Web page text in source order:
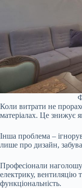
Коли витрати не
матеріалах. Це знижує
Інша проблема –
лише про дизайн,
Професіонали
електрику, вентиляцію
функціональність.